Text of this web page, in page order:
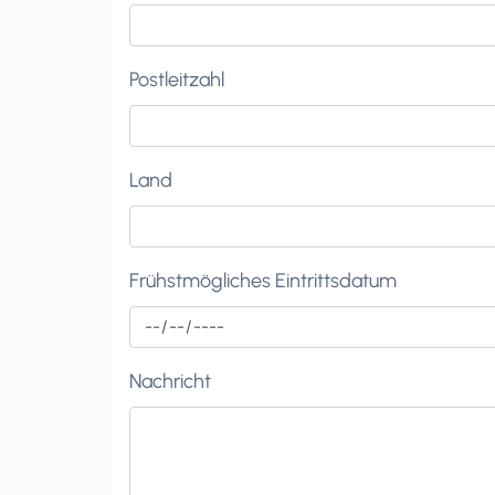
Postleitzahl
Land
Frühstmögliches Eintrittsdatum
Nachricht